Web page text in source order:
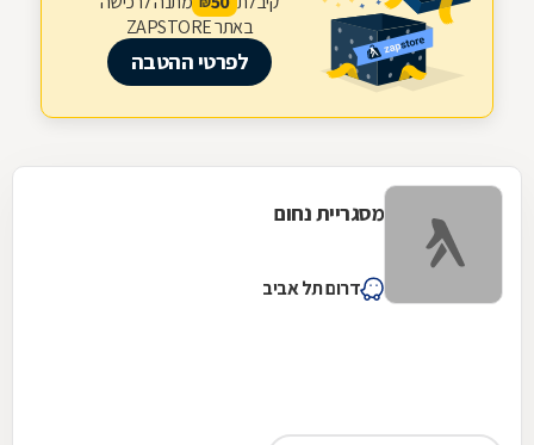
באתר ZAPSTORE
לפרטי ההטבה
מסגריית נחום
דרום תל אביב